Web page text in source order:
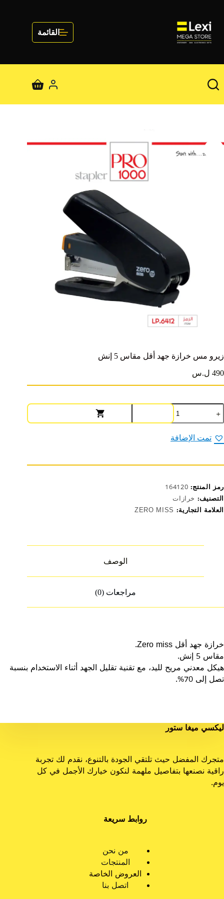
المحتوى
القائمة
عربة
زيرو مس خرازة جهد أقل مقاس 5 إنش
490 ل.س
كمية
زيرو
مس
خرازة
جهد
تمت الإضافة
رمز المنتج: 164120
التصنيف: خرازات
العلامة التجارية: ZERO MISS
الوصف
مراجعات (0)
خرازة جهد أقل Zero miss.
مقاس 5 إنش.
هيكل معدني مريح لليد، مع تقنية تقليل الجهد أثناء الاستخدام بنسبة
تصل إلى 70%.
ليكسي ميغا ستور
متجرك المفضل حيث تلتقي الجودة بالتنوع، نقدم لك تجربة
راقية نصنعها بتفاصيل ملهمة لنكون خيارك الأجمل في كل
يوم.
روابط سريعة
من نحن
المنتجات
العروض الخاصة
اتصل بنا